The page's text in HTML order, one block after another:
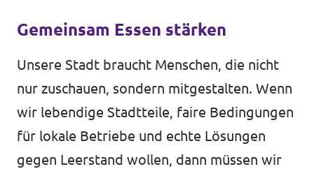
Gemeinsam Essen stärken
Unsere Stadt braucht Menschen, die nicht
nur zuschauen, sondern mitgestalten. Wenn
wir lebendige Stadtteile, faire Bedingungen
für lokale Betriebe und echte Lösungen
gegen Leerstand wollen, dann müssen wir